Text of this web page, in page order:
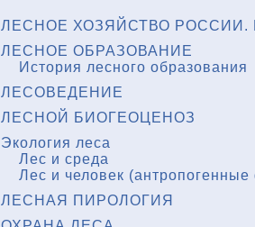
ЛЕСНОЕ ХОЗЯЙСТВО
ЛЕСНОЕ ОБРАЗОВАНИЕ
История лесного образования
ЛЕСОВЕДЕНИЕ
ЛЕСНОЙ БИОГЕОЦЕНОЗ
Экология леса
Лес и среда
Лес и человек
ЛЕСНАЯ ПИРОЛОГИЯ